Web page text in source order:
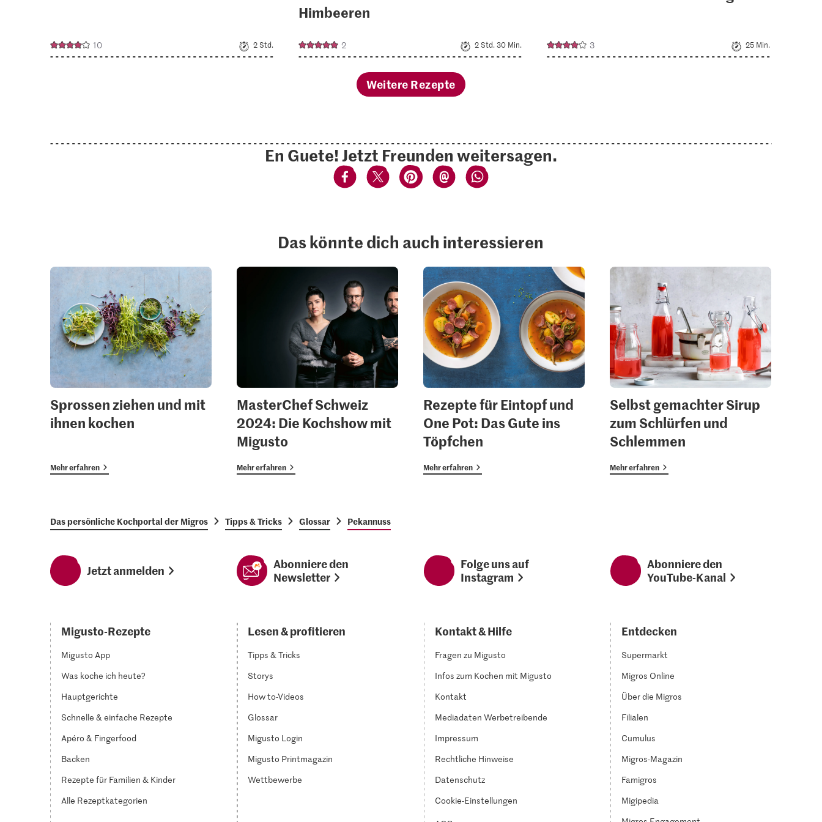
10 2 Std.
Himbeeren
2 2 Std. 30 Min. 3 25 Min.
Weitere Rezepte
En Guete! Jetzt Freunden weitersagen.
Das könnte dich auch interessieren
Sprossen ziehen und mit
ihnen kochen
Mehr erfahren
MasterChef Schweiz
2024: Die Kochshow mit
Migusto
Mehr erfahren
Rezepte für Eintopf und
One Pot: Das Gute ins
Töpfchen
Mehr erfahren
Selbst gemachter Sirup
zum Schlürfen und
Schlemmen
Mehr erfahren
Das persönliche Kochportal der Migros Tipps & Tricks Glossar Pekannuss
Jetzt anmelden
Abonniere den
Newsletter
Folge uns auf
Instagram
Abonniere den
YouTube-Kanal
Migusto-Rezepte
Migusto App
Was koche ich heute?
Hauptgerichte
Schnelle & einfache Rezepte
Apéro & Fingerfood
Backen
Rezepte für Familien & Kinder
Alle Rezeptkategorien
Lesen & profitieren
Tipps & Tricks
Storys
How to-Videos
Glossar
Migusto Login
Migusto Printmagazin
Wettbewerbe
Kontakt & Hilfe
Fragen zu Migusto
Infos zum Kochen mit Migusto
Kontakt
Mediadaten Werbetreibende
Impressum
Rechtliche Hinweise
Datenschutz
Cookie-Einstellungen
Entdecken
Supermarkt
Migros Online
Über die Migros
Filialen
Cumulus
Migros-Magazin
Famigros
Migipedia